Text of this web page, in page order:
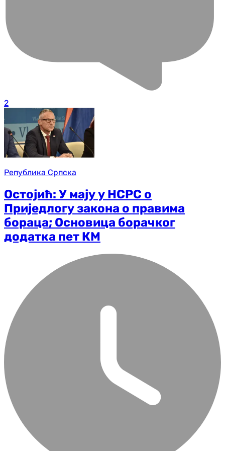
2
Република Српска
Остојић: У мају у НСРС о
Приједлогу закона о правима
бораца; Основица борачког
додатка пет КМ